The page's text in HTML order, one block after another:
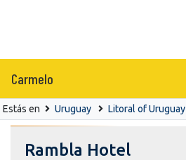
Carmelo
Estás en Uruguay Litoral of Uruguay
Rambla Hotel